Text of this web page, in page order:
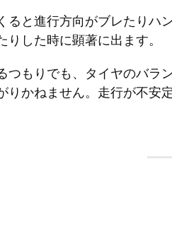
ると進行方向がブレたりハ
した時に顕著に出ます。
つもりでも、タイヤのバ
りかねません。走行が不